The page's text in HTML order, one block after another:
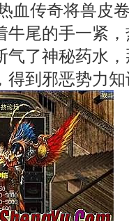
血传奇将兽皮
牛尾的手一紧
气了神秘药水
得到邪恶势力